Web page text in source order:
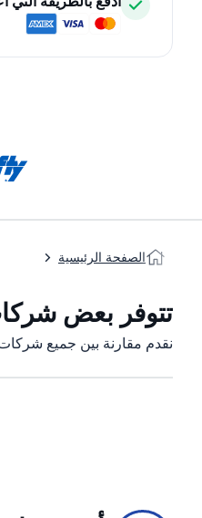
الصفحة الرئيسية
تتوفر بعض
نقدم مقارنة بين جميع